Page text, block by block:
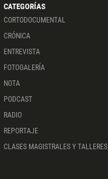
CATEGORÍAS
CORTODOCUMENTAL
CRÓNICA
ENTREVISTA
FOTOGALERÍA
NOTA
PODCAST
RADIO
REPORTAJE
CLASES MAGISTRALES Y TALLERES